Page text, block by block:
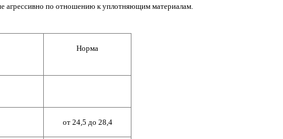
агрессивно по отношению к уплотняющим материалам.
Норма
от 24, 5 до 28 ,4